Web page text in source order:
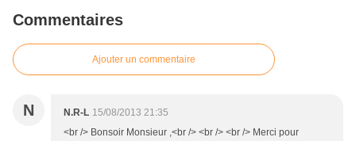
Commentaires
Ajouter un commentaire
N N.R-L 15/08/2013 21:35
<br /> Bonsoir Monsieur ,<br /> <br /> <br /> Merci pour